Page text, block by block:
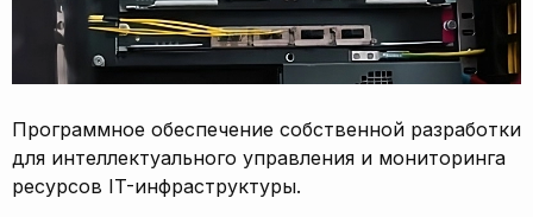
Программное обеспечение собственной разработки
для интеллектуального управления и мониторинга
ресурсов IT-инфраструктуры.